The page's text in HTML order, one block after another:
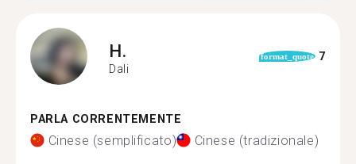
H.
Dali
format_quote 7
PARLA CORRENTEMENTE
Cinese (semplificato) Cinese (tradizionale)